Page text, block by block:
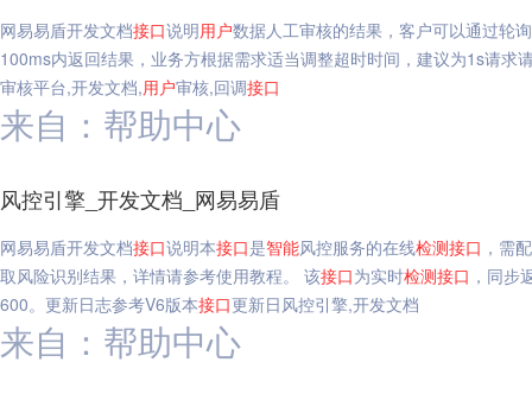
网易易盾开发文档接口说明用户数据人工审核的结果，客户可以通过轮
100ms内返回结果，业务方根据需求适当调整超时时间，建议为1s请
审核平台,开发文档,用户审核,回调接口
来自：帮助中心
风控引擎_开发文档_网易易盾
网易易盾开发文档接口说明本接口是智能风控服务的在线检测接口 ，需
取风险识别结果，详情请参考使用教程。 该接口为实时检测接口 ，同步
600。更新日志参考V6版本接口更新日风控引擎,开发文档
来自：帮助中心